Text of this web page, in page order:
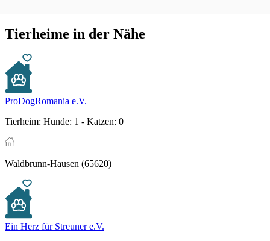
Tierheime in der Nähe
ProDogRomania e.V.
Tierheim: Hunde: 1 - Katzen: 0
Waldbrunn-Hausen (65620)
Ein Herz für Streuner e.V.